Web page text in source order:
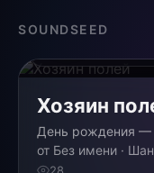
SOUNDSEED
Хозяин
День рождения —
от Без имени ·